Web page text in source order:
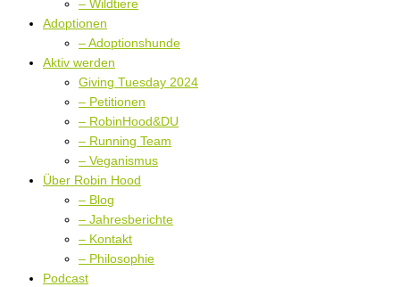
– Wildtiere
Adoptionen
– Adoptionshunde
Aktiv werden
Giving Tuesday 2024
– Petitionen
– RobinHood&DU
– Running Team
– Veganismus
Über Robin Hood
– Blog
– Jahresberichte
– Kontakt
– Philosophie
Podcast